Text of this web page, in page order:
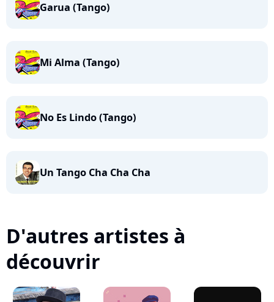
Garua (Tango)
Mi Alma (Tango)
No Es Lindo (Tango)
Un Tango Cha Cha Cha
D'autres artistes à
découvrir